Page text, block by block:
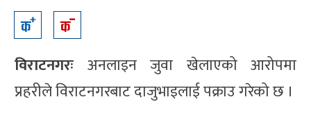
विराटनगरः अनलाइन जुवा खेलाएको आरोपमा
प्रहरीले विराटनगरबाट दाजुभाइलाई पक्राउ गरेको छ ।